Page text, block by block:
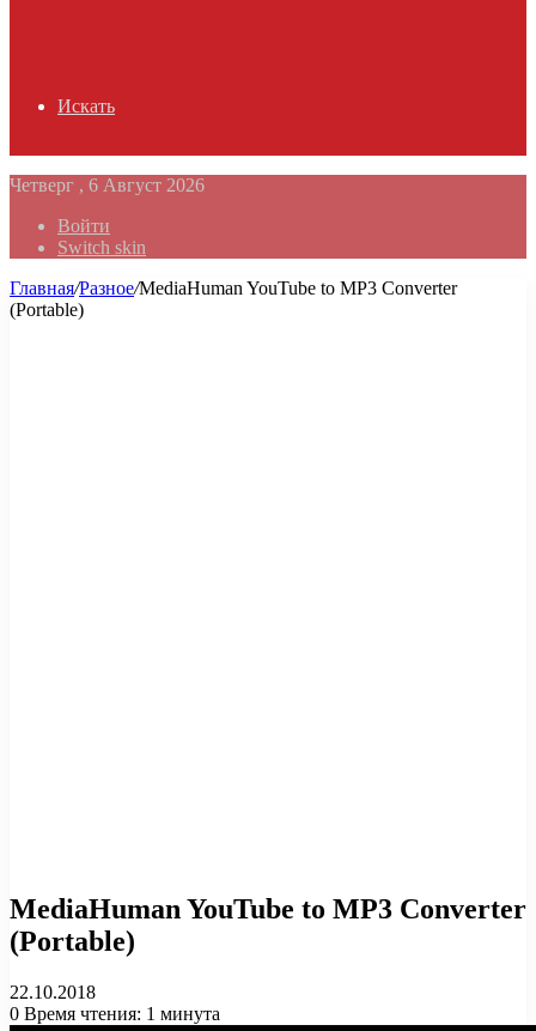
Искать
Четверг , 6 Август 2026
Войти
Switch skin
Главная/Разное/MediaHuman YouTube to MP3 Converter
(Portable)
MediaHuman YouTube to MP3 Converter
(Portable)
22.10.2018
0 Время чтения: 1 минута